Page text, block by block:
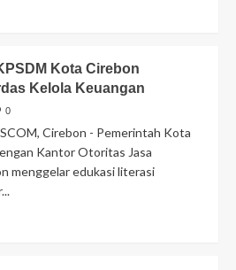
Kota Cirebon
Kelola Keuangan
0
Cirebon - Pemerintah Kota
Kantor Otoritas Jasa
menggelar edukasi literasi